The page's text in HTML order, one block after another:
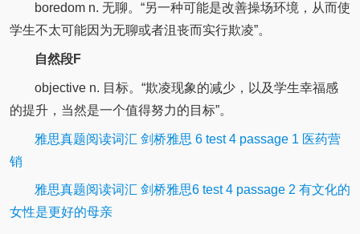
boredom n. 无聊。“另一种可能是改善操场环境，从而使
学生不太可能因为无聊或者沮丧而实行欺凌”。
自然段F
objective n. 目标。“欺凌现象的减少，以及学生幸福感
的提升，当然是一个值得努力的目标”。
雅思真题阅读词汇 剑桥雅思 6 test 4 passage 1 医药营
销
雅思真题阅读词汇 剑桥雅思6 test 4 passage 2 有文化的
女性是更好的母亲